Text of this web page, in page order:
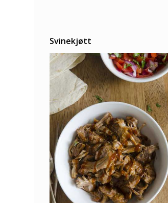
Svinekjøtt